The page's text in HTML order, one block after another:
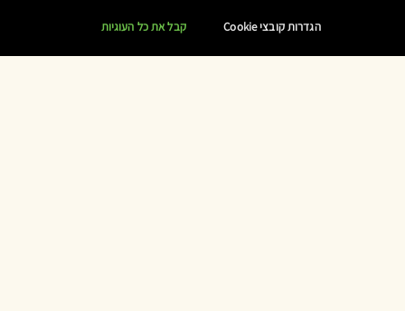
הגדרות קובצי Cookie קבל את כל העוגיות